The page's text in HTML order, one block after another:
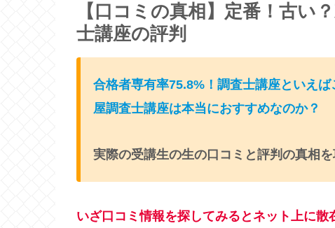
【口コミの真相】定番！古い
士講座の評判
合格者専有率75.8%！調査士講座といえ
屋調査士講座は本当におすすめなのか？
実際の受講生の生の 口コミと評判の真相
いざ口コミ情報を探してみるとネット上に